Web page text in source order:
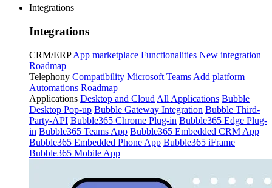
Integrations
Integrations
CRM/ERP App marketplace Functionalities New integration
Roadmap
Telephony Compatibility Microsoft Teams Add platform
Automations Roadmap
Applications Desktop and Cloud All Applications Bubble
Desktop Pop-up Bubble Gateway Integration Bubble Third-
Party-API Bubble365 Chrome Plug-in Bubble365 Edge Plug-
in Bubble365 Teams App Bubble365 Embedded CRM App
Bubble365 Embedded Phone App Bubble365 iFrame
Bubble365 Mobile App